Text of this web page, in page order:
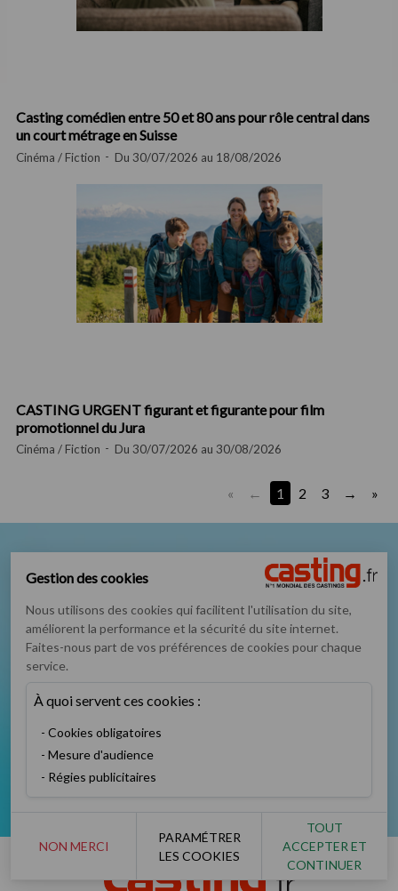
Casting comédien entre 50 et 80 ans pour rôle central dans
un court métrage en Suisse
Cinéma / Fiction Du 30/07/2026 au 18/08/2026
CASTING URGENT figurant et figurante pour film
promotionnel du Jura
Cinéma / Fiction Du 30/07/2026 au 30/08/2026
« 1 2 3 »
Nous suivre sur
Podcast Instagram
Gestion des cookies
Nous utilisons des cookies qui facilitent l'utilisation du site,
améliorent la performance et la sécurité du site internet.
Faites-nous part de vos préférences de cookies pour chaque
service.
À quoi servent ces cookies :
Cookies obligatoires
Mesure d'audience
Régies publicitaires
NON MERCI
PARAMÉTRER
LES COOKIES
TOUT
ACCEPTER ET
CONTINUER